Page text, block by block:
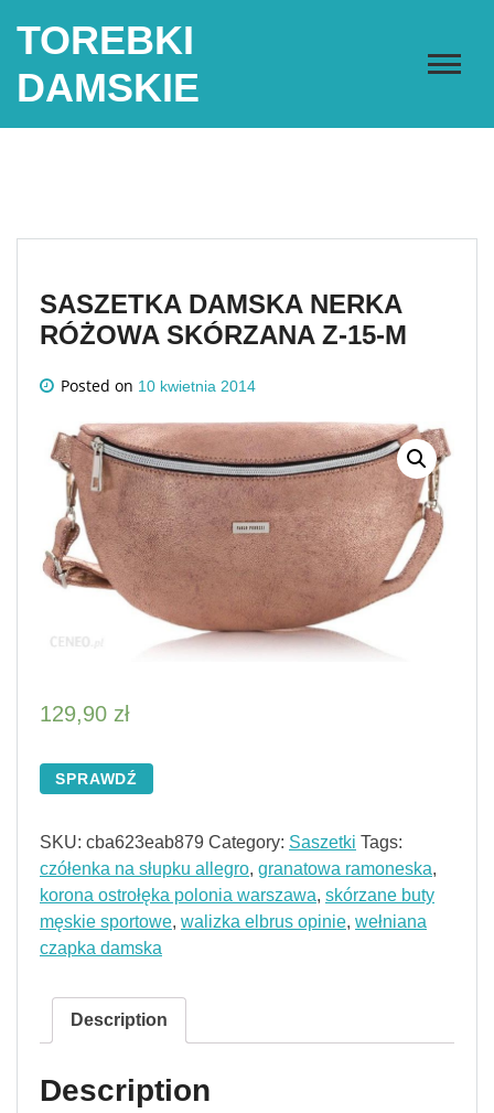
TOREBKI
DAMSKIE
SASZETKA DAMSKA NERKA
RÓŻOWA SKÓRZANA Z-15-M
Posted on 10 kwietnia 2014
129,90 zł
SPRAWDŹ
SKU: cba623eab879 Category: Saszetki Tags:
czółenka na słupku allegro, granatowa ramoneska,
korona ostrołęka polonia warszawa, skórzane buty
męskie sportowe, walizka elbrus opinie, wełniana
czapka damska
Description
Description